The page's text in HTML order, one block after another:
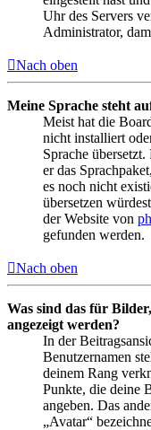
Uhr des Servers
Administrator,
Nach oben
Meine Sprache steht
Meist hat die
nicht installiert
Sprache
er das
es noch nicht
übersetzen
der Website von
gefunden werden.
Nach oben
Was sind das für
angezeigt werden?
In der
Benutzernamen
deinem Rang
Punkte, die deine
angeben. Das
„Avatar“